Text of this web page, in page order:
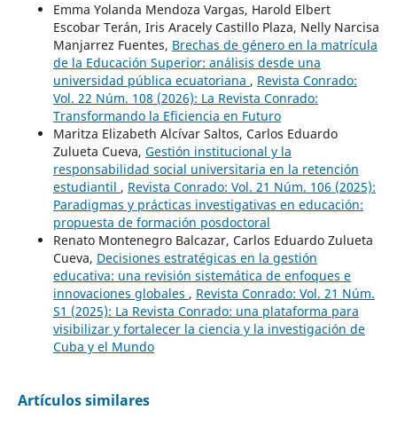
Emma Yolanda Mendoza Vargas, Harold Elbert
Escobar Terán, Iris Aracely Castillo Plaza, Nelly Narcisa
Manjarrez Fuentes, Brechas de género en la matrícula
de la Educación Superior: análisis desde una
universidad pública ecuatoriana , Revista Conrado:
Vol. 22 Núm. 108 (2026): La Revista Conrado:
Transformando la Eficiencia en Futuro
Maritza Elizabeth Alcívar Saltos, Carlos Eduardo
Zulueta Cueva, Gestión institucional y la
responsabilidad social universitaria en la retención
estudiantil , Revista Conrado: Vol. 21 Núm. 106 (2025):
Paradigmas y prácticas investigativas en educación:
propuesta de formación posdoctoral
Renato Montenegro Balcazar, Carlos Eduardo Zulueta
Cueva, Decisiones estratégicas en la gestión
educativa: una revisión sistemática de enfoques e
innovaciones globales , Revista Conrado: Vol. 21 Núm.
S1 (2025): La Revista Conrado: una plataforma para
visibilizar y fortalecer la ciencia y la investigación de
Cuba y el Mundo
Artículos similares